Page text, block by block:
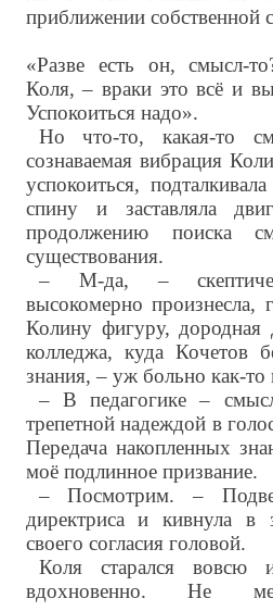
приближении собственной
«Разве есть он, смысл-
Коля, – враки это всё и
Успокоиться надо».
Но что-то, какая-то
сознаваемая вибрация
успокоиться,
спину и заставляла
продолжению поиска
существования.
– М-да, –
высокомерно
Колину фигуру, дородная
колледжа, куда Кочетов
знания, – уж больно как-то
– В педагогике –
трепетной надеждой в
Передача накопленных
моё подлинное призвание.
– Посмотрим. –
директриса и кивнула в
своего согласия головой.
Коля старался вовсю
вдохновенно. Не